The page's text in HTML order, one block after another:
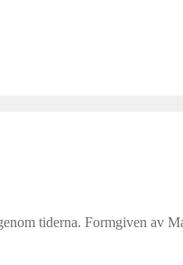
tiderna. Formgiven av